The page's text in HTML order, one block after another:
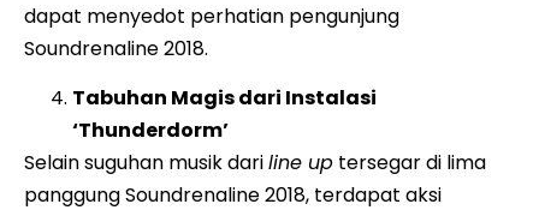
dapat menyedot perhatian pengunjung
Soundrenaline 2018.
Tabuhan Magis dari Instalasi
‘Thunderdorm’
Selain suguhan musik dariline up tersegar di lima
panggung Soundrenaline 2018, terdapat aksi